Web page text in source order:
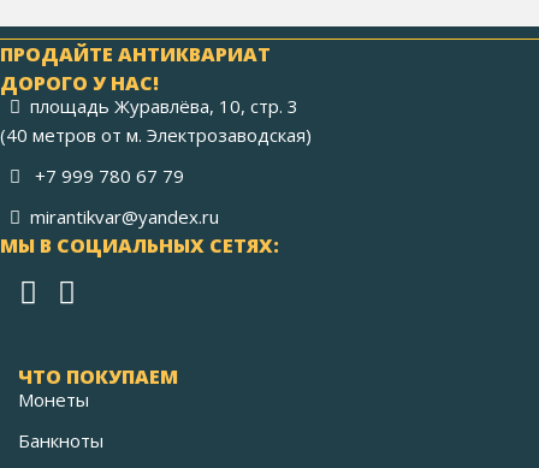
ПРОДАЙТЕ АНТИКВАРИАТ
ДОРОГО У НАС!
площадь Журавлёва, 10, стр. 3
(40 метров от м. Электрозаводская)
+7 999 780 67 79
mirantikvar@yandex.ru
МЫ В СОЦИАЛЬНЫХ СЕТЯХ:
ЧТО ПОКУПАЕМ
Монеты
Банкноты